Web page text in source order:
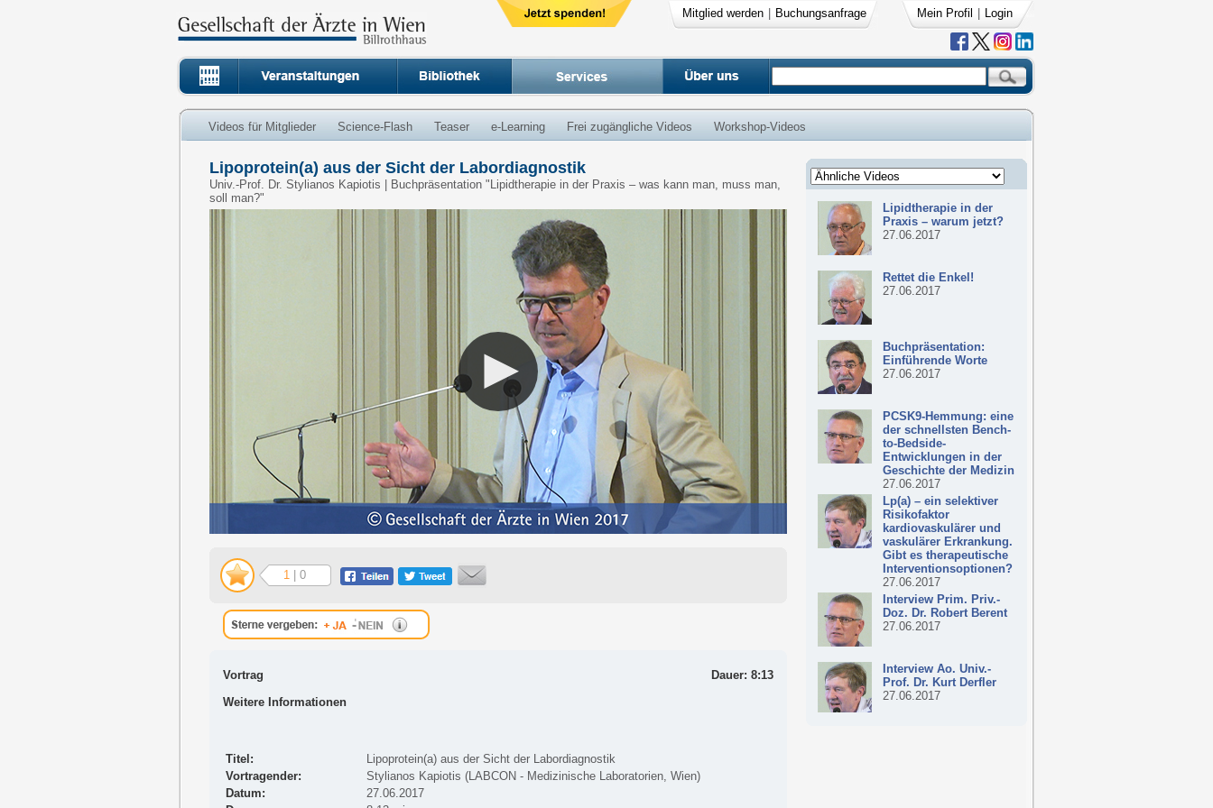
Mitglied werden Buchungsanfrage Mein Profil Login
Videos für Mitglieder Science-Flash Teaser e-Learning Frei zugängliche Videos Workshop-Videos
Lipidtherapie in der
Praxis – warum jetzt?
27.06.2017
Rettet die Enkel!
27.06.2017
Buchpräsentation:
Einführende Worte
27.06.2017
PCSK9-Hemmung: eine
der schnellsten Bench-
to-Bedside-
Entwicklungen in der
Geschichte der Medizin
27.06.2017
Lp(a) – ein selektiver
Risikofaktor
kardiovaskulärer und
vaskulärer Erkrankung.
Gibt es therapeutische
Interventionsoptionen?
27.06.2017
Interview Prim. Priv.-
Doz. Dr. Robert Berent
27.06.2017
Interview Ao. Univ.-
Prof. Dr. Kurt Derfler
27.06.2017
Lipoprotein(a) aus der Sicht der Labordiagnostik
Univ.-Prof. Dr. Stylianos Kapiotis | Buchpräsentation "Lipidtherapie in der Praxis – was kann man, muss man,
soll man?"
1 | 0
Dauer: 8:13
Vortrag
Weitere Informationen
Titel:
Lipoprotein(a) aus der Sicht der Labordiagnostik
Vortragender:
Stylianos Kapiotis (LABCON - Medizinische Laboratorien, Wien)
Datum:
27.06.2017